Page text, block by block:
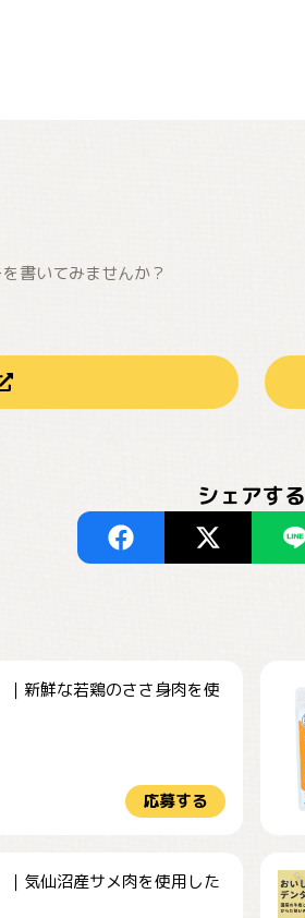
書いてみませんか？
シェアする
｜新鮮な若鶏のささ身肉を使
応募する
｜気仙沼産サメ肉を使用した